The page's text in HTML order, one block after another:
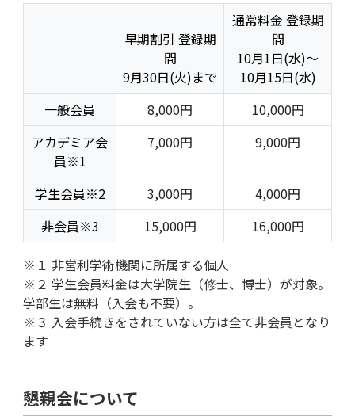
早期割引 登録期
間
9月30日(火)まで
通常料金 登録期
間
10月1日(水)～
10月15日(水)
一般会員
8,000円
10,000円
アカデミア会
員※1
7,000円 9,000円
学生会員※2 3,000円
4,000円
非会員※3
15,000円 16,000円
※１ 非営利学術機関に所属する個人
※２ 学生会員料金は大学院生（修士、博士）が対象。
学部生は無料（入会も不要）。
※３ 入会手続きをされていない方は全て非会員となり
ます
懇親会について